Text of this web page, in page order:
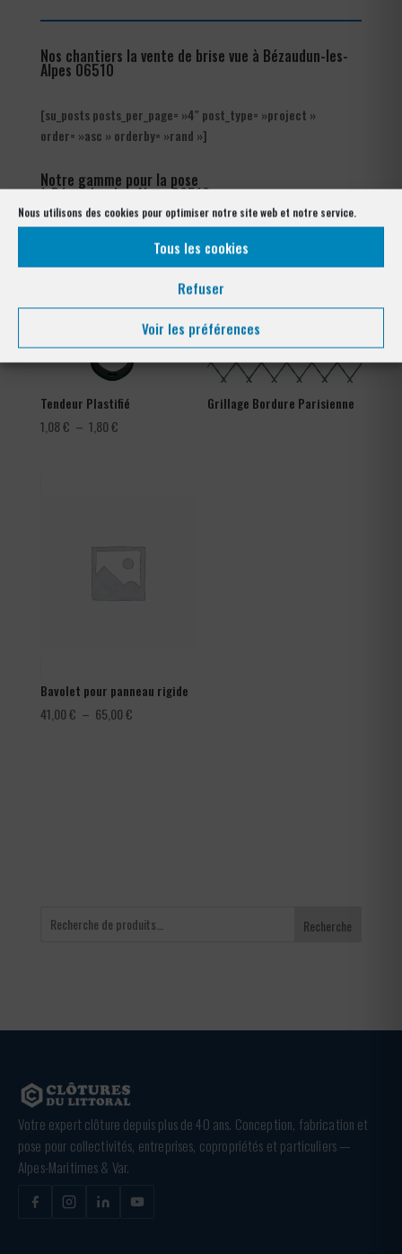
Nous utilisons des cookies pour optimiser notre site web et notre service.
Tous les cookies
Refuser
Voir les préférences
Nos chantiers la vente de brise vue à Bézaudun-les-
Alpes 06510
[su_posts posts_per_page= »4″ post_type= »project »
order= »asc » orderby= »rand »]
Notre gamme pour la pose
à Bézaudun-les-Alpes 06510
Tendeur Plastifié
1,08€ – 1,80€Plage
Grillage Bordure Parisienne
Bavolet pour panneau rigide
41,00€ – 65,00€Plage
Recherche
Votre expert clôture depuis plus de 40 ans. Conception, fabrication et
pose pour collectivités, entreprises, copropriétés et particuliers —
Alpes-Maritimes & Var.